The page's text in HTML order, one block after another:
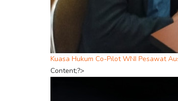
Kuasa Hukum Co-Pilot WNI Pesawat
Content;?>